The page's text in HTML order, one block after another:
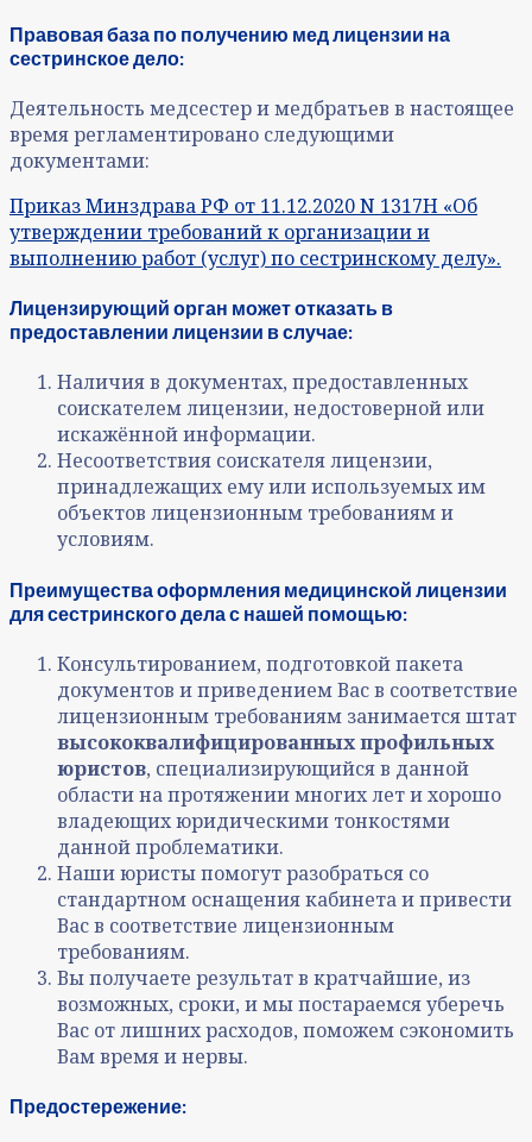
Правовая база по получению мед лицензии на
сестринское дело:
Деятельность медсестер и медбратьев в настоящее
время регламентировано следующими
документами:
Приказ Минздрава РФ от 11.12.2020 N 1317Н «Об
утверждении требований к организации и
выполнению работ (услуг) по сестринскому делу».
Лицензирующий орган может отказать в
предоставлении лицензии в случае:
Наличия в документах, предоставленных
соискателем лицензии, недостоверной или
искажённой информации.
Несоответствия соискателя лицензии,
принадлежащих ему или используемых им
объектов лицензионным требованиям и
условиям.
Преимущества оформления медицинской лицензии
для сестринского дела с нашей помощью:
Консультированием, подготовкой пакета
документов и приведением Вас в соответствие
лицензионным требованиям занимается штат
высококвалифицированных профильных
юристов, специализирующийся в данной
области на протяжении многих лет и хорошо
владеющих юридическими тонкостями
данной проблематики.
Наши юристы помогут разобраться со
стандартном оснащения кабинета и привести
Вас в соответствие лицензионным
требованиям.
Вы получаете результат в кратчайшие, из
возможных, сроки, и мы постараемся уберечь
Вас от лишних расходов, поможем сэкономить
Вам время и нервы.
Предостережение: